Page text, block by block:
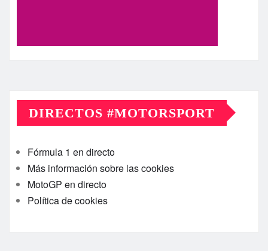
DIRECTOS #MOTORSPORT
Fórmula 1 en directo
Más información sobre las cookies
MotoGP en directo
Política de cookies